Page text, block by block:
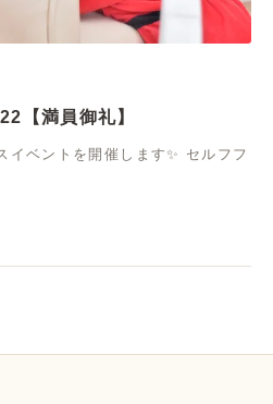
【満員御礼】
イベントを開催します✨ セルフフ